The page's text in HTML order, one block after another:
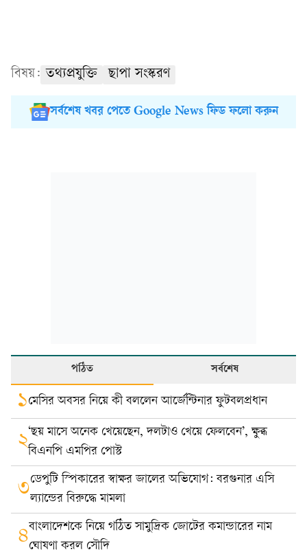
বিষয়: তথ্যপ্রযুক্তি ছাপা সংস্করণ
সর্বশেষ খবর পেতে Google News ফিড ফলো করুন
পঠিত সর্বশেষ
১মেসির অবসর নিয়ে কী বললেন আর্জেন্টিনার ফুটবলপ্রধান
২‘ছয় মাসে অনেক খেয়েছেন, দলটাও খেয়ে ফেলবেন’, ক্ষুব্ধ
বিএনপি এমপির পোস্ট
৩ডেপুটি স্পিকারের স্বাক্ষর জালের অভিযোগ: বরগুনার এসি
ল্যান্ডের বিরুদ্ধে মামলা
৪বাংলাদেশকে নিয়ে গঠিত সামুদ্রিক জোটের কমান্ডারের নাম
ঘোষণা করল সৌদি